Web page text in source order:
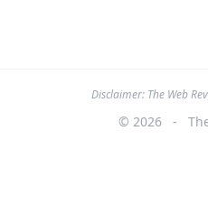
© 2026 -
Disclaimer: The Web